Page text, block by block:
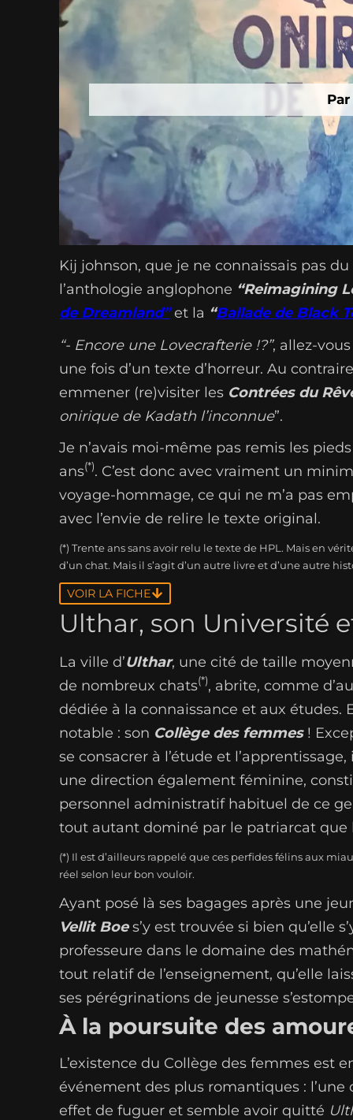
Kij johnson, que je ne connaissais pas
l’anthologie anglophone “Reimagining
de Dreamland”et la “Ballade de Black
“- Encore une Lovecrafterie !?”, allez-
une fois d’un texte d’horreur. Au
emmener (re)visiter les Contrées du
onirique de Kadath l’inconnue”.
Je n’avais moi-même pas remis les
ans(*). C’est donc avec vraiment un
voyage-hommage, ce qui ne m’a pas
avec l’envie de relire le texte original.
(*) Trente ans sans avoir relu le texte de HPL. Mais en
d’un chat. Mais il s’agit d’un autre livre et d’une autre
VOIR LA FICHE
Ulthar, son Université
La ville d’Ulthar, une cité de taille
de nombreux chats(*), abrite, comme
dédiée à la connaissance et aux études.
notable : son Collège des femmes!
se consacrer à l’étude et
une direction également féminine,
personnel administratif habituel de ce
tout autant dominé par le patriarcat que
(*) Il est d’ailleurs rappelé que ces perfides félins aux
réel selon leur bon vouloir.
Ayant posé là ses bagages après une
Vellit Boes’y est trouvée si bien qu’elle
professeure dans le domaine des
tout relatif de l’enseignement, qu’elle
ses pérégrinations de jeunesse
À la poursuite des
L’existence du Collège des femmes est
événement des plus romantiques :
effet de fuguer et semble avoir quitté